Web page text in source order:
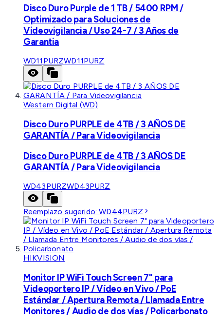
Disco Duro Purple de 1 TB / 5400 RPM /
Optimizado para Soluciones de
Videovigilancia / Uso 24-7 / 3 Años de
Garantia
WD11PURZWD11PURZ
Western Digital (WD)
Disco Duro PURPLE de 4TB / 3 AÑOS DE
GARANTÍA / Para Videovigilancia
Disco Duro PURPLE de 4TB / 3 AÑOS DE
GARANTÍA / Para Videovigilancia
WD43PURZWD43PURZ
Reemplazo sugerido:WD44PURZ
HIKVISION
Monitor IP WiFi Touch Screen 7" para
Videoportero IP / Vídeo en Vivo / PoE
Estándar / Apertura Remota / Llamada Entre
Monitores / Audio de dos vías / Policarbonato